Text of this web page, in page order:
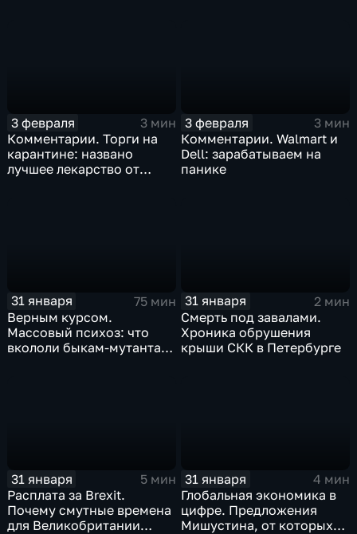
3 февраля
3 мин
Комментарии. Торги на
карантине: названо
лучшее лекарство от
3 февраля
3 мин
Комментарии. Walmart и
Dell: зарабатываем на
панике
31 января
75 мин
Верным курсом.
Массовый психоз: что
вкололи быкам-мутантам,
31 января
2 мин
Смерть под завалами.
Хроника обрушения
крыши СКК в Петербурге
31 января
5 мин
Расплата за Brexit.
Почему смутные времена
для Великобритании
31 января
4 мин
Глобальная экономика в
цифре. Предложения
Мишустина, от которых